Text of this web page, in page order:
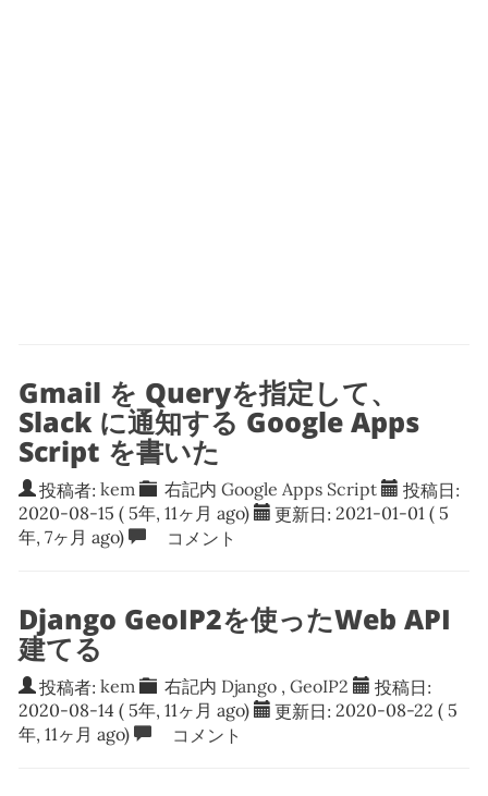
Gmail を Queryを指定して、
Slack に通知する Google Apps
Script を書いた
投稿者: kem 右記内Google Apps Script 投稿日:
2020-08-15 ( 5年, 11ヶ月 ago) 更新日: 2021-01-01 ( 5
年, 7ヶ月 ago)
コメント
Django GeoIP2を使ったWeb API
建てる
投稿者: kem 右記内 Django ,GeoIP2 投稿日:
2020-08-14 ( 5年, 11ヶ月 ago) 更新日: 2020-08-22 ( 5
年, 11ヶ月 ago)
コメント